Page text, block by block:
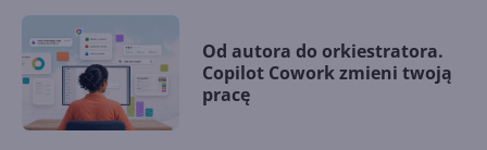
Od autora do orkiestratora.
Copilot Cowork zmieni twoją
pracę